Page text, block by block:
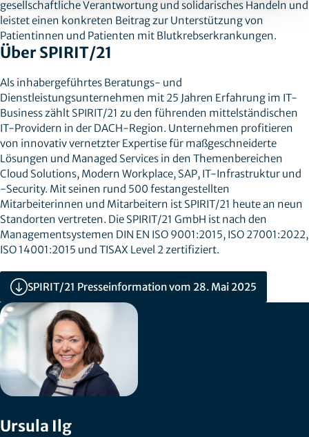
gesellschaftliche Verantwortung und solidarisches Handeln und
leistet einen konkreten Beitrag zur Unterstützung von
Patientinnen und Patienten mit Blutkrebserkrankungen.
Über SPIRIT/21
Als inhabergeführtes Beratungs- und
Dienstleistungsunternehmen mit 25 Jahren Erfahrung im IT-
Business zählt SPIRIT/21 zu den führenden mittelständischen
IT-Providern in der DACH-Region. Unternehmen profitieren
von innovativ vernetzter Expertise für maßgeschneiderte
Lösungen und Managed Services in den Themenbereichen
Cloud Solutions, Modern Workplace, SAP, IT-Infrastruktur und
-Security. Mit seinen rund 500 festangestellten
Mitarbeiterinnen und Mitarbeitern ist SPIRIT/21 heute an neun
Standorten vertreten. Die SPIRIT/21 GmbH ist nach den
Managementsystemen DIN EN ISO 9001:2015, ISO 27001:2022,
ISO 14001:2015 und TISAX Level 2 zertifiziert.
SPIRIT/21 Presseinformation vom 28. Mai 2025
Ursula Ilg